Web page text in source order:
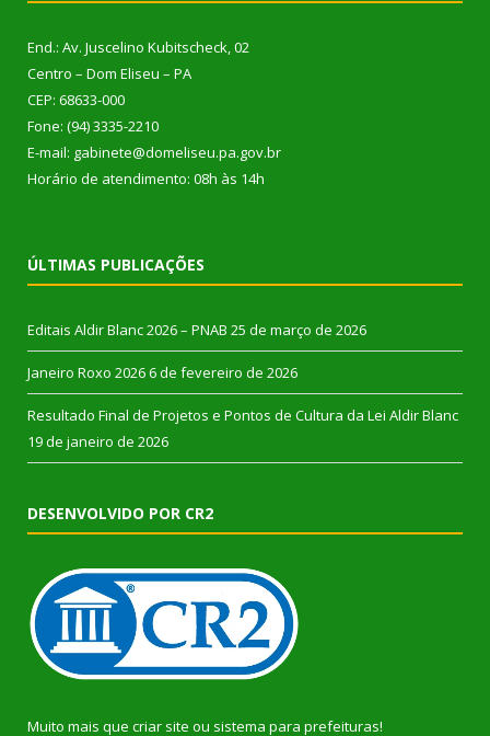
End.: Av. Juscelino Kubitscheck, 02
Centro – Dom Eliseu – PA
CEP: 68633-000
Fone: (94) 3335-2210
E-mail: gabinete@domeliseu.pa.gov.br
Horário de atendimento: 08h às 14h
ÚLTIMAS PUBLICAÇÕES
Editais Aldir Blanc 2026 – PNAB 25 de março de 2026
Janeiro Roxo 2026 6 de fevereiro de 2026
Resultado Final de Projetos e Pontos de Cultura da Lei Aldir Blanc
19 de janeiro de 2026
DESENVOLVIDO POR CR2
Muito mais que criar site ou sistema para prefeituras!